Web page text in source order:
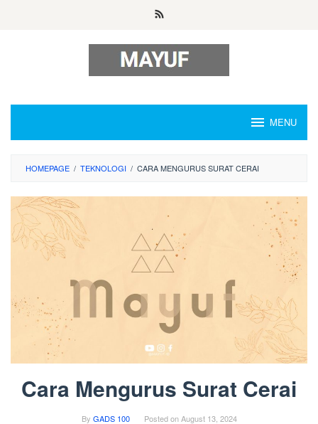
MENU
HOMEPAGE / TEKNOLOGI / CARA MENGURUS SURAT CERAI
Cara Mengurus Surat Cerai
By GADS 100 Posted onAugust 13, 2024